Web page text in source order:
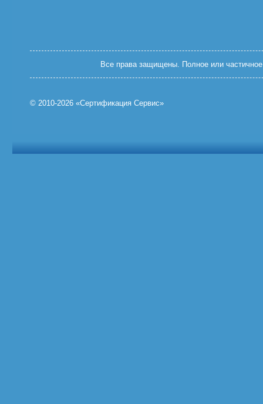
Все права защищены. Полное или частичное
© 2010-2026 «Сертификация Сервис»